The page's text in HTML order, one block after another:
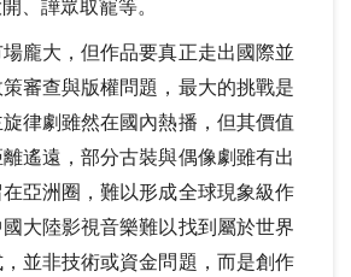
、譁眾取寵等。
龐大，但作品要真正走出國際並
審查與版權問題，最大的挑戰是
律劇雖然在國內熱播，但其價值
遙遠，部分古裝與偶像劇雖有出
亞洲圈，難以形成全球現象級作
大陸影視音樂難以找到屬於世界
並非技術或資金問題，而是創作